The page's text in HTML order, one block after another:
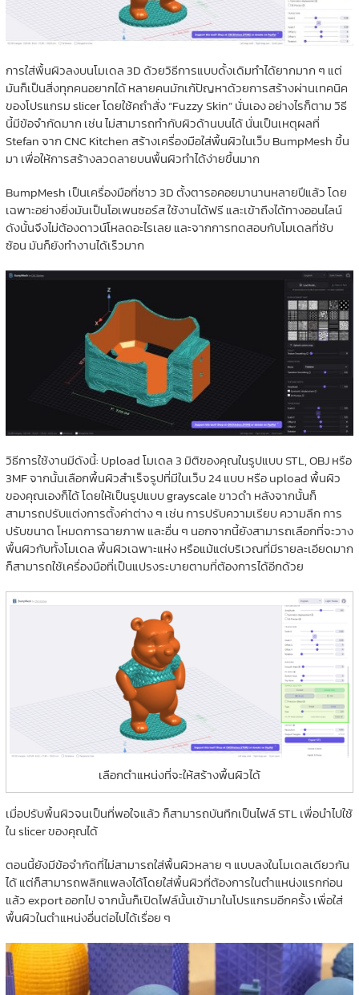
การใส่พื้นผิวลงบนโมเดล 3D ด้วยวิธีการแบบดั้งเดิมทำได้ยากมาก ๆ แต่
มันก็เป็นสิ่งทุกคนอยากได้ หลายคนมักเก้ปัญหาด้วยการสร้างผ่านเทคนิค
ของโปรแกรม slicer โดยใช้คถำสั่ง “Fuzzy Skin” นั่นเอง อย่างไรก็ตาม วิธี
นี้มีข้อจำกัดมาก เช่น ไม่สามารถทำกับผิวด้านบนได้ นั่นเป็นเหตุผลที่
Stefan จาก CNC Kitchen สร้างเครื่องมือใส่พื้นผิวในเว็บ BumpMesh ขึ้น
มา เพื่อให้การสร้างลวดลายบนพื้นผิวทำได้ง่ายขึ้นมาก
BumpMesh เป็นเครื่องมือที่ชาว 3D ตั้งตารอคอยมานานหลายปีแล้ว โดย
เฉพาะอย่างยิ่งมันเป็นโอเพนซอร์ส ใช้งานได้ฟรี และเข้าถึงได้ทางออนไลน์
ดังนั้นจึงไม่ต้องดาวน์โหลดอะไรเลย และจากการทดสอบกับโมเดลที่ซับ
ซ้อน มันก็ยังทำงานได้เร็วมาก
วิธีการใช้งานมีดังนี้: Upload โมเดล 3 มิติของคุณในรูปแบบ STL, OBJ หรือ
3MF จากนั้นเลือกพื้นผิวสำเร็จรูปที่มีในเว็บ 24 แบบ หรือ upload พื้นผิว
ของคุณเองก็ได้ โดยให้เป็นรูปแบบ grayscale ขาวดำ หลังจากนั้นก็
สามารถปรับแต่งการตั้งค่าต่าง ๆ เช่น การปรับความเรียบ ความลึก การ
ปรับขนาด โหมดการฉายภาพ และอื่น ๆ นอกจากนี้ยังสามารถเลือกที่จะวาง
พื้นผิวกับทั้งโมเดล พื้นผิวเฉพาะแห่ง หรือแม้แต่บริเวณที่มีรายละเอียดมาก
ก็สามารถใช้เครื่องมือที่เป็นแปรงระบายตามที่ต้องการได้อีกด้วย
เลือกตำแหน่งที่จะให้สร้างพื้นผิวได้
เมื่อปรับพื้นผิวจนเป็นที่พอใจแล้ว ก็สามารถบันทึกเป็นไฟล์ STL เพื่อนำไปใช้
ใน slicer ของคุณได้
ตอนนี้ยังมีข้อจำกัดที่ไม่สามารถใส่พื้นผิวหลาย ๆ แบบลงในโมเดลเดียวกัน
ได้ แต่ก็สามารถพลิกแพลงได้โดยใส่พื้นผิวที่ต้องการในตำแหน่งแรกก่อน
แล้ว export ออกไป จากนั้นก็เปิดไฟล์นั้นเข้ามาในโปรแกรมอีกครั้ง เพื่อใส่
พื้นผิวในตำแหน่งอื่นต่อไปได้เรื่อย ๆ